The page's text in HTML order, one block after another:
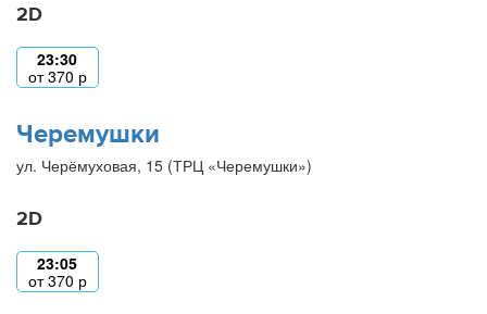
2D
23:30
от370 р
Черемушки
ул. Черёмуховая, 15 (ТРЦ «Черемушки»)
2D
23:05
от370 р